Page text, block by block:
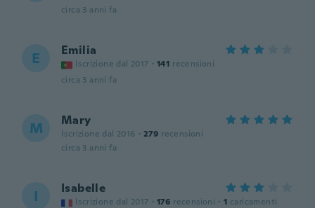
circa 3 anni fa
E Emilia
Iscrizione dal 2017 · 141 recensioni
circa 3 anni fa
M Mary
Iscrizione dal 2016 · 279 recensioni
circa 3 anni fa
I Isabelle
Iscrizione dal 2017 · 176 recensioni · 1 caricamenti